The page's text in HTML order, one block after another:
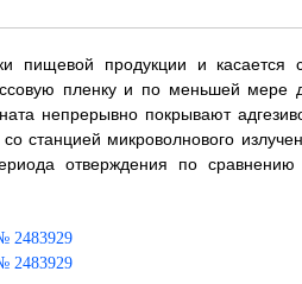
пищевой продукции и касается
пленку и по меньшей мере
непрерывно покрывают
микроволнового
отверждения по